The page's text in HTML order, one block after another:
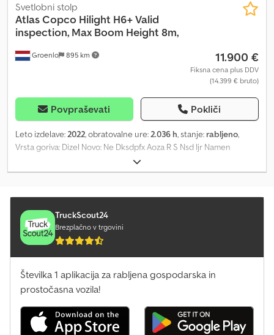
Groenlo 895 km
Svetlobni stolp
Atlas Copco Hilight H6+ Valid
inspection, Max Boom Height 8m,
11.900 €
Fiksna cena plus DDV
(14.399 € bruto)
Povpraševati Pokliči
Leto izdelave:2022, obratovalne ure:2.036 h, stanje: rabljeno,
Vrsta goriva: Dizel Novo: Ne Dksdpfx Aoza R S Nsd Ijr Namen
uporabe: Gradbeništvo Znamka motorja: Kubota Dimenzije
tovornega prostora: 209 x 129 x 250 cm Serijska številka:
TruckScout24
Brezplačno v trgovini
Številka 1 aplikacija za rabljena gospodarska in
prostočasna vozila!